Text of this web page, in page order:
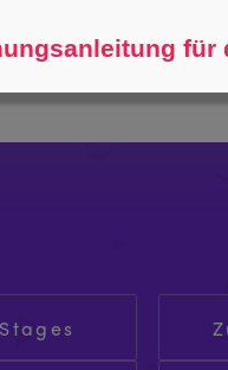
Stages
für